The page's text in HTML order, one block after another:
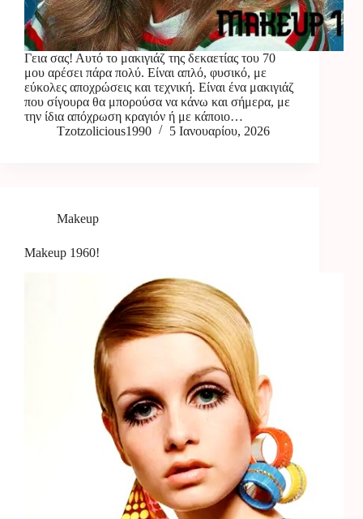
Γεια σας! Αυτό το μακιγιάζ της δεκαετίας του 70
μου αρέσει πάρα πολύ. Είναι απλό, φυσικό, με
εύκολες αποχρώσεις και τεχνική. Είναι ένα μακιγιάζ
που σίγουρα θα μπορούσα να κάνω και σήμερα, με
την ίδια απόχρωση κραγιόν ή με κάποιο…
Tzotzolicious1990
5 Ιανουαρίου, 2026
Makeup
Makeup 1960!